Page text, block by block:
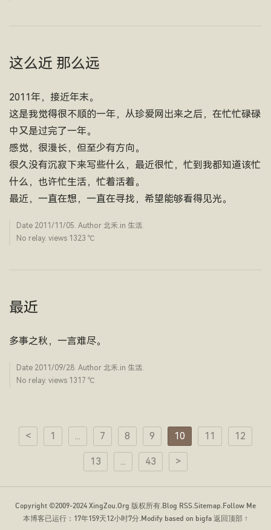
这么近 那么远
2011年，接近年末。
这是我觉得很不顺的一年，从珍爱网出来之后，在忙忙碌碌
中又是过完了一年。
感觉，很漫长，但至少有方向。
很久没有沉寂下来写些什么，最近很忙，忙到我都知道该忙
什么，也许忙生活，忙着活着。
最近，一直在想，一直在寻找，希望能够看得见光。
Date 2011/11/05. Author 北禾.in 生活.
No relay. views 1323 ­℃
最近
多事之秋，一言难尽。
Date 2011/09/28. Author 北禾.in 生活.
No relay. views 1317 ­℃
< 1 ... 7 8 9 10 11 12
13 ... 43 >
Copyright ©2009-2024 XingZou.Org 版权所有.Blog RSS.Sitemap.Follow Me
本博客已运行： 17年159天12小时7分.Modify based on bigfa 返回顶部 ↑